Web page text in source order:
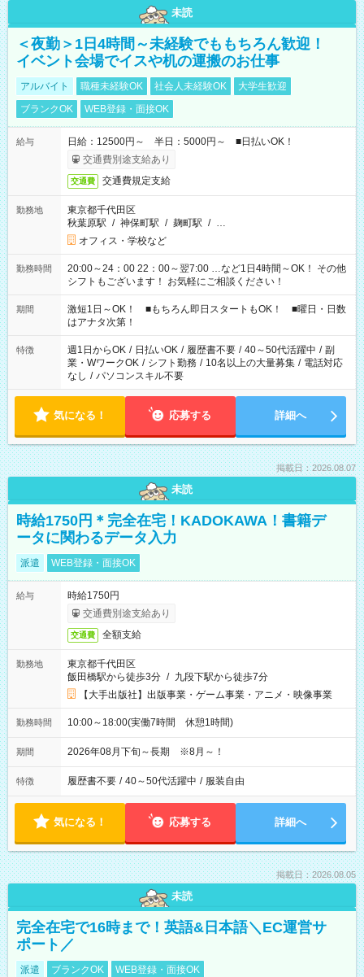
未読
＜夜勤＞1日4時間～未経験でももちろん歓迎！
イベント会場でイスや机の運搬のお仕事
アルバイト 職種未経験OK 社会人未経験OK
大学生歓迎
ブランクOK
WEB登録・面接OK
給与
日給：12500円～ 半日：5000円～ ■日払いOK！
交通費別途支給あり
交通費 交通費規定支給
勤務地
東京都千代田区
秋葉原駅 / 神保町駅 / 麹町駅 / …
オフィス・学校など
勤務時間
20:00～24：00 22：00～翌7:00 …など1日4時間～OK！ その他
シフトもございます！ お気軽にご相談ください！
期間
激短1日～OK！ ■もちろん即日スタートもOK！ ■曜日・日数
はアナタ次第！
特徴 週1日からOK / 日払いOK / 履歴書不要 / 40～50代活躍中 / 副
業・WワークOK / シフト勤務 / 10名以上の大量募集 / 電話対応
なし / パソコンスキル不要
気になる！ 応募する 詳細へ
掲載日：2026.08.07
未読
時給1750円＊完全在宅！KADOKAWA！書籍デ
ータに関わるデータ入力
派遣 WEB登録・面接OK
給与
時給1750円
交通費別途支給あり
交通費 全額支給
勤務地
東京都千代田区
飯田橋駅から徒歩3分 / 九段下駅から徒歩7分
【大手出版社】出版事業・ゲーム事業・アニメ・映像事業
勤務時間 10:00～18:00(実働7時間 休憩1時間)
期間 2026年08月下旬～長期 ※8月～！
特徴 履歴書不要 / 40～50代活躍中 / 服装自由
気になる！ 応募する 詳細へ
掲載日：2026.08.05
未読
完全在宅で16時まで！英語&日本語＼EC運営サ
ポート／
派遣 ブランクOK WEB登録・面接OK